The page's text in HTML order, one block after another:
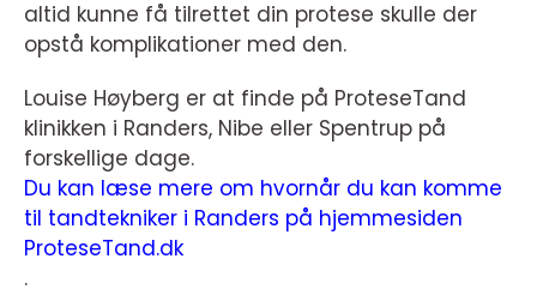
altid kunne få tilrettet din protese skulle der
opstå komplikationer med den.
Louise Høyberg er at finde på ProteseTand
klinikken i Randers, Nibe eller Spentrup på
forskellige dage.
Du kan læse mere om hvornår du kan komme
til tandtekniker i Randers på hjemmesiden
ProteseTand.dk
.